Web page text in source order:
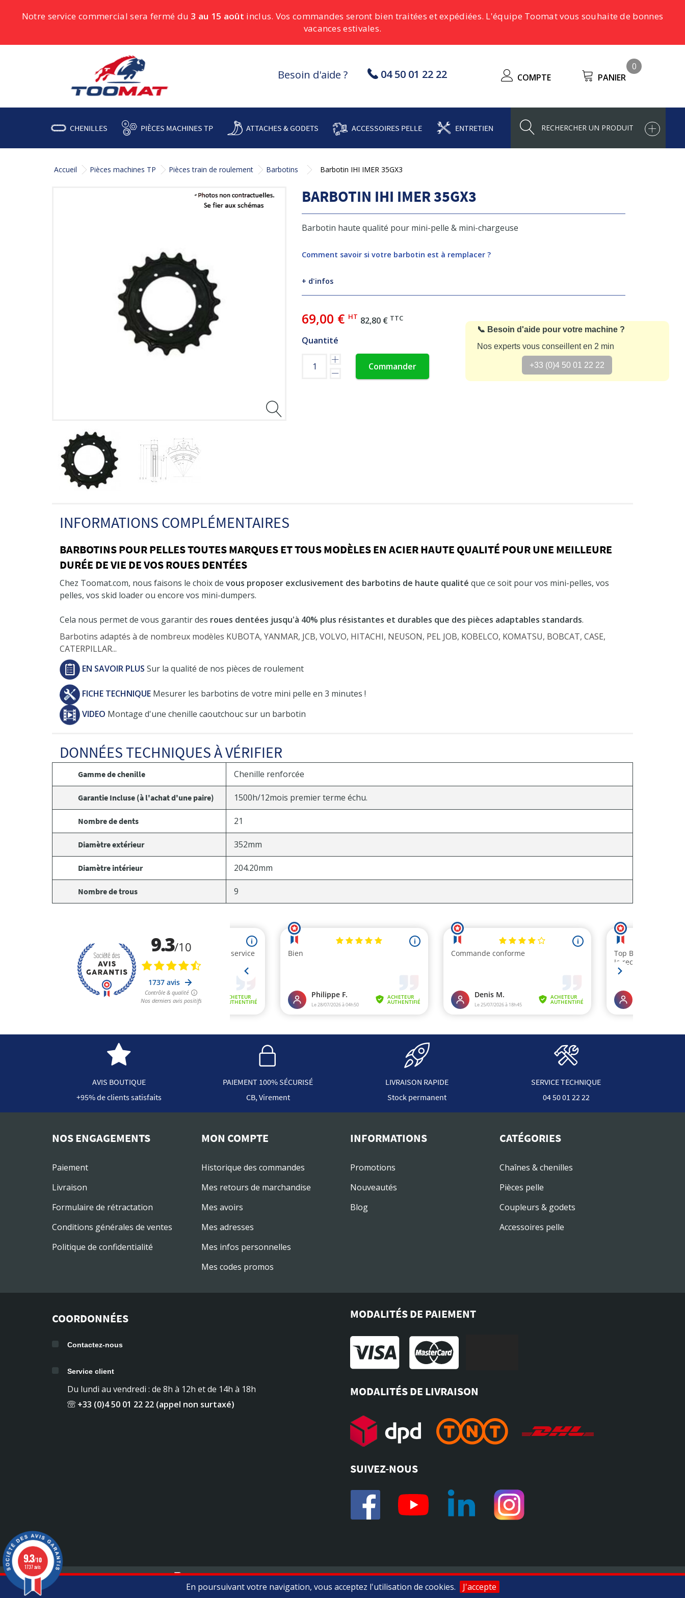
En poursuivant votre navigation, vous acceptez l'utilisation de cookies. J'accepte
Notre service commercial sera fermé du 3 au 15 août inclus. Vos commandes seront bien traitées et expédiées. L'équipe Toomat vous souhaite de bonnes
vacances estivales.
Besoin d'aide ? 04 50 01 22 22 COMPTE PANIER
0
CHENILLES PIÈCES MACHINES TP ATTACHES & GODETS ACCESSOIRES PELLE ENTRETIEN
Accueil Pièces machines TP Pièces train de roulement Barbotins Barbotin IHI IMER 35GX3
BARBOTIN IHI IMER 35GX3
Barbotin haute qualité pour mini-pelle & mini-chargeuse
Comment savoir si votre barbotin est à remplacer ?
+ d'infos
69,00 € HT 82,80 € TTC
Quantité
Commander
📞 Besoin d'aide pour votre machine ?
Nos experts vous conseillent en 2 min
+33 (0)4 50 01 22 22
INFORMATIONS COMPLÉMENTAIRES
BARBOTINS POUR PELLES TOUTES MARQUES ET TOUS MODÈLES EN ACIER HAUTE QUALITÉ POUR UNE MEILLEURE
DURÉE DE VIE DE VOS ROUES DENTÉES
Chez Toomat.com, nous faisons le choix de vous proposer exclusivement des barbotins de haute qualité que ce soit pour vos mini-pelles, vos
pelles, vos skid loader ou encore vos mini-dumpers.
Cela nous permet de vous garantir des roues dentées jusqu'à 40% plus résistantes et durables que des pièces adaptables standards.
Barbotins adaptés à de nombreux modèles KUBOTA, YANMAR, JCB, VOLVO, HITACHI, NEUSON, PEL JOB, KOBELCO, KOMATSU, BOBCAT, CASE,
CATERPILLAR...
EN SAVOIR PLUS Sur la qualité de nos pièces de roulement
FICHE TECHNIQUE Mesurer les barbotins de votre mini pelle en 3 minutes !
VIDEO Montage d'une chenille caoutchouc sur un barbotin
DONNÉES TECHNIQUES À VÉRIFIER
Gamme de chenille Chenille renforcée
Garantie Incluse (à l'achat d'une paire) 1500h/12mois premier terme échu.
Nombre de dents 21
Diamètre extérieur 352mm
Diamètre intérieur 204.20mm
Nombre de trous 9
AVIS BOUTIQUE
+95% de clients satisfaits
PAIEMENT 100% SÉCURISÉ
CB, Virement
LIVRAISON RAPIDE
Stock permanent
SERVICE TECHNIQUE
04 50 01 22 22
NOS ENGAGEMENTS
Paiement
Livraison
Formulaire de rétractation
Conditions générales de ventes
Politique de confidentialité
MON COMPTE
Historique des commandes
Mes retours de marchandise
Mes avoirs
Mes adresses
Mes infos personnelles
Mes codes promos
INFORMATIONS
Promotions
Nouveautés
Blog
CATÉGORIES
Chaînes & chenilles
Pièces pelle
Coupleurs & godets
Accessoires pelle
COORDONNÉES
Contactez-nous
Service client
Du lundi au vendredi : de 8h à 12h et de 14h à 18h
+33 (0)4 50 01 22 22 (appel non surtaxé)
MODALITÉS DE PAIEMENT
MODALITÉS DE LIVRAISON
SUIVEZ-NOUS
Marchand approuvé par la Société des Avis Garantis, cliquez ici pour vérifier.
9.3/10
1737 avis